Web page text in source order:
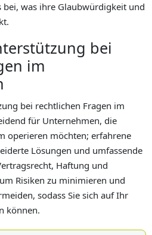
was ihre Glaubwürdigkeit und
bei
im
bei rechtlichen Fragen im
für Unternehmen, die
operieren möchten; erfahrene
Lösungen und umfassende
Haftung und
Risiken zu minimieren und
sodass Sie sich auf Ihr
können.